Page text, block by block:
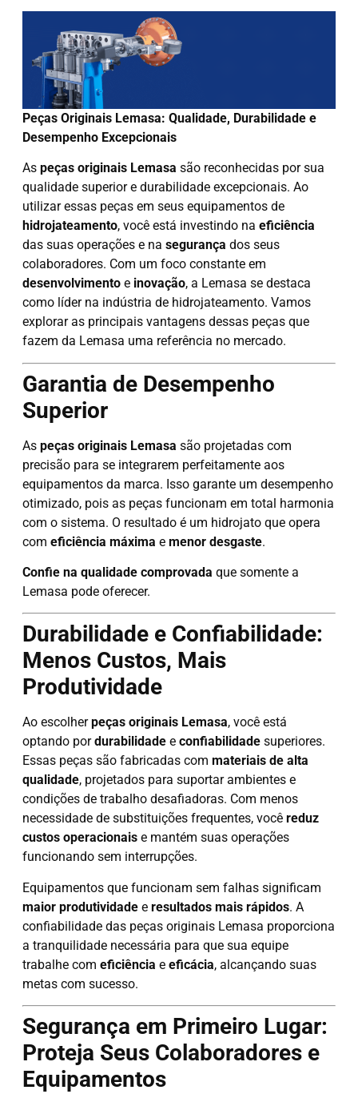
Peças Originais Lemasa: Qualidade, Durabilidade e
Desempenho Excepcionais
As peças originais Lemasa são reconhecidas por sua
qualidade superior e durabilidade excepcionais. Ao
utilizar essas peças em seus equipamentos de
hidrojateamento, você está investindo na eficiência
das suas operações e na segurança dos seus
colaboradores. Com um foco constante em
desenvolvimentoe inovação, a Lemasa se destaca
como líder na indústria de hidrojateamento. Vamos
explorar as principais vantagens dessas peças que
fazem da Lemasa uma referência no mercado.
Garantia de Desempenho
Superior
As peças originais Lemasa são projetadas com
precisão para se integrarem perfeitamente aos
equipamentos da marca. Isso garante um desempenho
otimizado, pois as peças funcionam em total harmonia
com o sistema. O resultado é um hidrojato que opera
com eficiência máxima e menor desgaste.
Confie na qualidade comprovada que somente a
Lemasa pode oferecer.
Durabilidade e Confiabilidade:
Menos Custos, Mais
Produtividade
Ao escolherpeças originais Lemasa, você está
optando pordurabilidadee confiabilidadesuperiores.
Essas peças são fabricadas com materiais de alta
qualidade, projetados para suportar ambientes e
condições de trabalho desafiadoras. Com menos
necessidade de substituições frequentes, você reduz
custos operacionaise mantém suas operações
funcionando sem interrupções.
Equipamentos que funcionam sem falhas significam
maior produtividadee resultados mais rápidos. A
confiabilidade das peças originais Lemasa proporciona
a tranquilidade necessária para que sua equipe
trabalhe com eficiência e eficácia, alcançando suas
metas com sucesso.
Segurança em Primeiro Lugar:
Proteja Seus Colaboradores e
Equipamentos